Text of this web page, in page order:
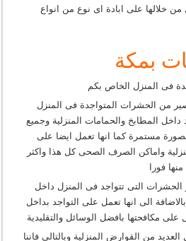
من خلالها على ابادة اى نوع من انواع
بمكة
فى المنزل الخاص بكم
من الحشرات المتواجدة فى المنزل
داخل المطابخ والحمامات المنزلية وجميع
بصورة مستمرة كما انها تعمل ايضا على
واماكن الصرف الصحى كل هذا واكثر
فورا
الحشرات التى تتواجد فى المنزل داخل
الى انها تعمل على التواجد بداخل
على مكافحتها بافضل الوسائل والتقليدية
من القوارض المنزلية وبالتالى فاننا